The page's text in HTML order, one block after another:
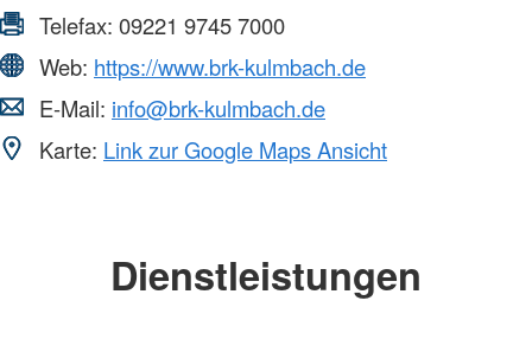
Telefax: 09221 9745 7000
Web: https://www.brk-kulmbach.de
E-Mail: info@brk-kulmbach.de
Karte: Link zur Google Maps Ansicht
Dienstleistungen